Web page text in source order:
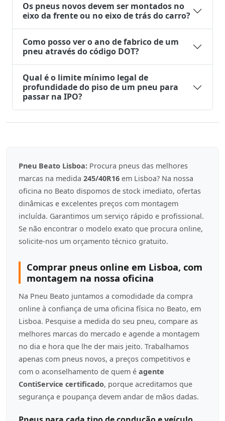
Os pneus novos devem ser montados no
eixo da frente ou no eixo de trás do carro?
Como posso ver o ano de fabrico de um
pneu através do código DOT?
Qual é o limite mínimo legal de
profundidade do piso de um pneu para
passar na IPO?
Pneu Beato Lisboa: Procura pneus das melhores
marcas na medida 245/40R16 em Lisboa? Na nossa
oficina no Beato dispomos de stock imediato, ofertas
dinâmicas e excelentes preços com montagem
incluída. Garantimos um serviço rápido e profissional.
Se não encontrar o modelo exato que procura online,
solicite-nos um orçamento técnico gratuito.
Comprar pneus online em Lisboa, com
montagem na nossa oficina
Na Pneu Beato juntamos a comodidade da compra
online à confiança de uma oficina física no Beato, em
Lisboa. Pesquise a medida do seu pneu, compare as
melhores marcas do mercado e agende a montagem
no dia e hora que lhe der mais jeito. Trabalhamos
apenas com pneus novos, a preços competitivos e
com o aconselhamento de quem é agente
ContiService certificado, porque acreditamos que
segurança e poupança devem andar de mãos dadas.